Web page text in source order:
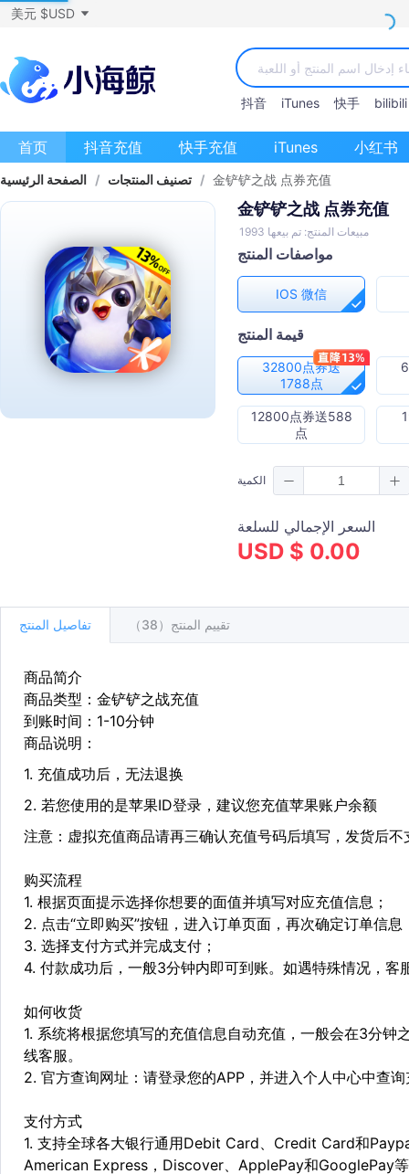
美元 $USD
抖音 iTunes 快手 bilibili
首页 抖音充值 快手充值 iTunes 小红书
الصفحة الرئيسية / تصنيف المنتجات / 金铲铲之战 点券充值
金铲铲之战 点券充值
مبيعات المنتج: تم بيعها 1993
مواصفات المنتج
IOS 微信
قيمة المنتج
32800点券送
1788点
12800点券送588
点
الكمية
السعر الإجمالي للسلعة
USD $ 0.00
تفاصيل المنتج تقييم المنتج（38）
商品简介
商品类型：金铲铲之战充值
到账时间：1-10分钟
商品说明：
1. 充值成功后，无法退换
2. 若您使用的是苹果ID登录，建议您充值苹果账户余额
注意：虚拟充值商品请再三确认充值号码后填写，发货后
购买流程
1. 根据页面提示选择你想要的面值并填写对应充值信息；
2. 点击“立即购买”按钮，进入订单页面，再次确定订单信息
3. 选择支付方式并完成支付；
4. 付款成功后，一般3分钟内即可到账。如遇特殊情况，
如何收货
1. 系统将根据您填写的充值信息自动充值，一般会在3分
线客服。
2. 官方查询网址：请登录您的APP，并进入个人中心中查
支付方式
1. 支持全球各大银行通用Debit Card、Credit Card和
American Express，Discover、ApplePay和GooglePay